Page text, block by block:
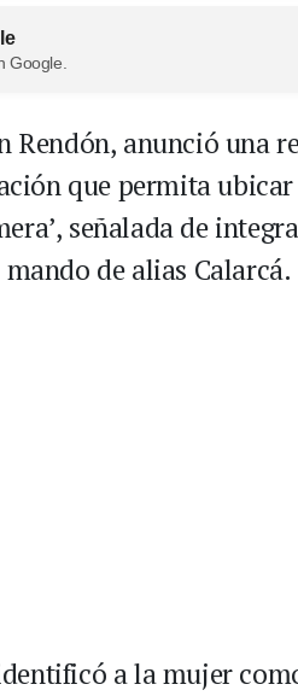
Google.
Rendón, anunció una
que permita
señalada de
de alias Calarcá.
a la mujer